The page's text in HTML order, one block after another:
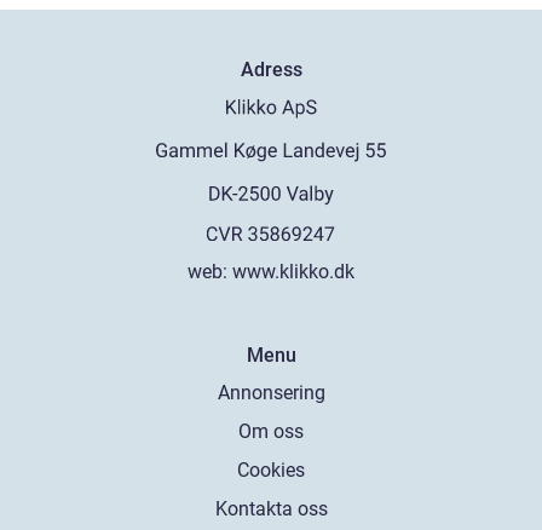
Adress
web: www.klikko.dk
Menu
Annonsering
Om oss
Cookies
Kontakta oss